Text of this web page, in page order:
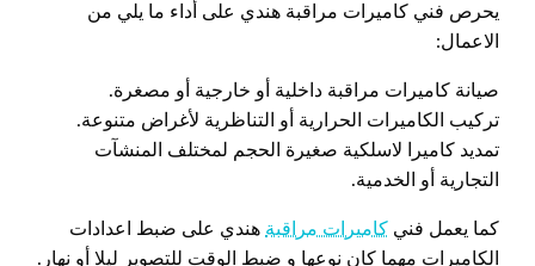
يحرص فني كاميرات مراقبة هندي على أداء ما يلي من
الاعمال:
صيانة كاميرات مراقبة داخلية أو خارجية أو مصغرة.
تركيب الكاميرات الحرارية أو التناظرية لأغراض متنوعة.
تمديد كاميرا لاسلكية صغيرة الحجم لمختلف المنشآت
التجارية أو الخدمية.
كما يعمل فني كاميرات مراقبة هندي على ضبط اعدادات
الكاميرات مهما كان نوعها و ضبط الوقت للتصوير ليلا أو نهار.